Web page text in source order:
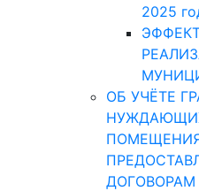
2025
ОБ УЧЁТЕ